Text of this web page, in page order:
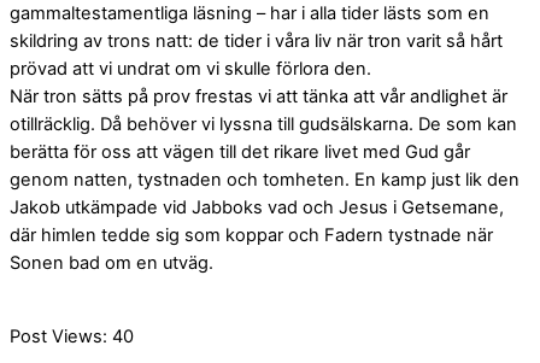
gammaltestamentliga läsning – har i alla tider lästs som en
skildring av trons natt: de tider i våra liv när tron varit så hårt
prövad att vi undrat om vi skulle förlora den.
När tron sätts på prov frestas vi att tänka att vår andlighet är
otillräcklig. Då behöver vi lyssna till gudsälskarna. De som kan
berätta för oss att vägen till det rikare livet med Gud går
genom natten, tystnaden och tomheten. En kamp just lik den
Jakob utkämpade vid Jabboks vad och Jesus i Getsemane,
där himlen tedde sig som koppar och Fadern tystnade när
Sonen bad om en utväg.
Post Views: 40